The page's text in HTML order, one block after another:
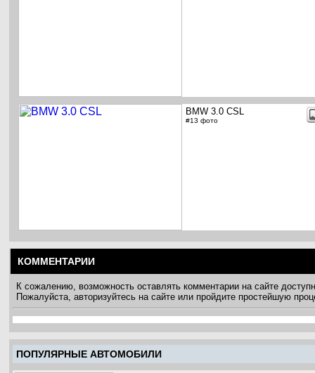
BMW 3.0 CSL
#13 фото
КОММЕНТАРИИ
К сожалению, возможность оставлять комментарии на сайте
Пожалуйста, авторизуйтесь на сайте или пройдите простейшую
ПОПУЛЯРНЫЕ АВТОМОБИЛИ